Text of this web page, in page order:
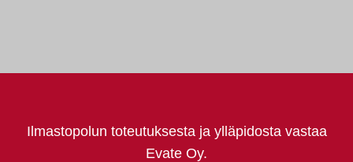
Ilmastopolun toteutuksesta ja ylläpidosta vastaa
Evate Oy.